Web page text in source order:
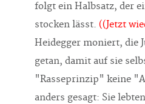
folgt ein Halbsatz, der
stocken lässt.((Jetzt
Heidegger moniert, die
getan, damit auf sie
"Rasseprinzip" keine
anders gesagt: Sie